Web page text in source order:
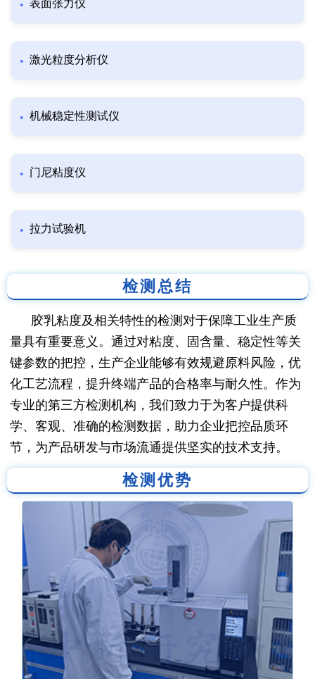
表面张力仪
激光粒度分析仪
机械稳定性测试仪
门尼粘度仪
拉力试验机
检测总结
胶乳粘度及相关特性的检测对于保障工业生产质
量具有重要意义。通过对粘度、固含量、稳定性等关
键参数的把控，生产企业能够有效规避原料风险，优
化工艺流程，提升终端产品的合格率与耐久性。作为
专业的第三方检测机构，我们致力于为客户提供科
学、客观、准确的检测数据，助力企业把控品质环
节，为产品研发与市场流通提供坚实的技术支持。
检测优势